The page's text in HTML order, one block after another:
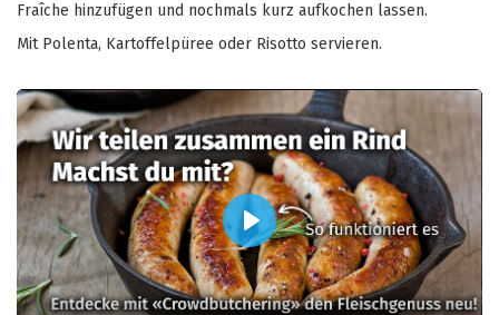
Fraîche hinzufügen und nochmals kurz aufkochen lassen.
Mit Polenta, Kartoffelpüree oder Risotto servieren.
Play